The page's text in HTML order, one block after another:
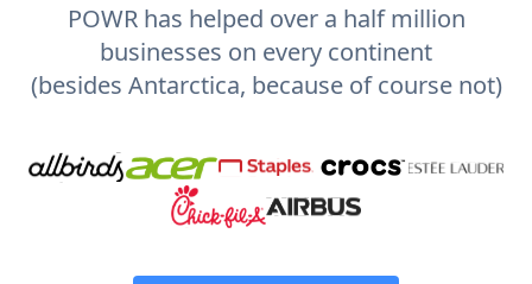
POWR has helped over a half million
businesses on every continent
(besides Antarctica, because of course not)